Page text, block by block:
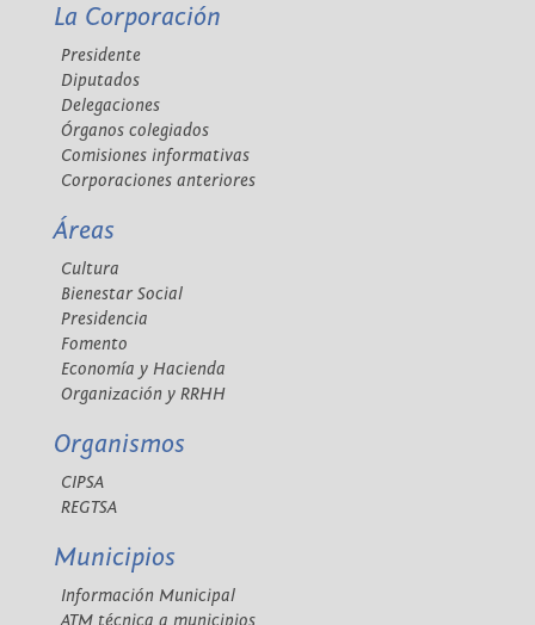
La Corporación
Presidente
Diputados
Delegaciones
Órganos colegiados
Comisiones informativas
Corporaciones anteriores
Áreas
Cultura
Bienestar Social
Presidencia
Fomento
Economía y Hacienda
Organización y RRHH
Organismos
CIPSA
REGTSA
Municipios
Información Municipal
ATM técnica a municipios